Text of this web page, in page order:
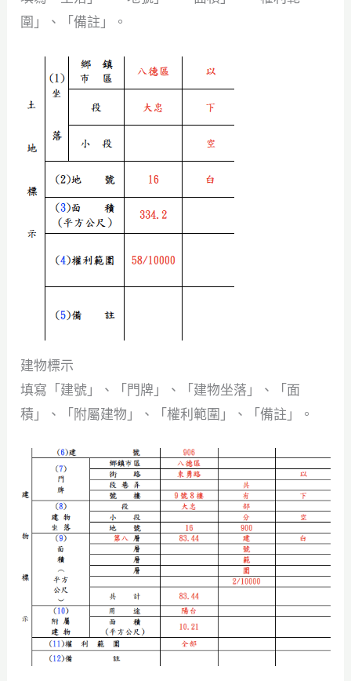
圍」、「備註」。
建物標示
填寫「建號」、「門牌」、「建物坐落」、「面
積」、「附屬建物」、「權利範圍」、「備註」。